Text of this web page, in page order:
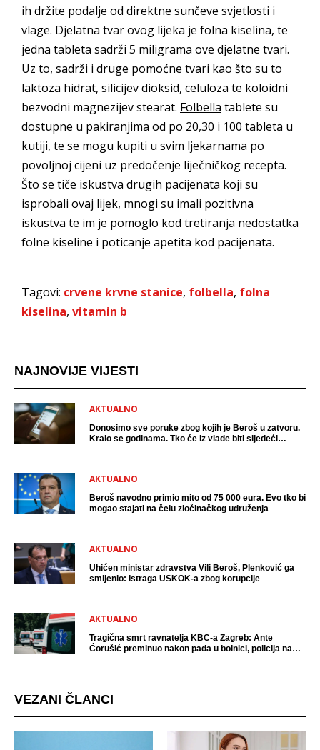
ih držite podalje od direktne sunčeve svjetlosti i
vlage. Djelatna tvar ovog lijeka je folna kiselina, te
jedna tableta sadrži 5 miligrama ove djelatne tvari.
Uz to, sadrži i druge pomoćne tvari kao što su to
laktoza hidrat, silicijev dioksid, celuloza te koloidni
bezvodni magnezijev stearat. Folbella tablete su
dostupne u pakiranjima od po 20,30 i 100 tableta u
kutiji, te se mogu kupiti u svim ljekarnama po
povoljnoj cijeni uz predočenje liječničkog recepta.
Što se tiče iskustva drugih pacijenata koji su
isprobali ovaj lijek, mnogi su imali pozitivna
iskustva te im je pomoglo kod tretiranja nedostatka
folne kiseline i poticanje apetita kod pacijenata.
Tagovi: crvene krvne stanice, folbella, folna
kiselina, vitamin b
NAJNOVIJE VIJESTI
AKTUALNO
Donosimo sve poruke zbog kojih je Beroš u zatvoru.
Kralo se godinama. Tko će iz vlade biti sljedeći
AKTUALNO
Beroš navodno primio mito od 75 000 eura. Evo tko bi
mogao stajati na čelu zločinačkog udruženja
AKTUALNO
Uhićen ministar zdravstva Vili Beroš, Plenković ga
smijenio: Istraga USKOK-a zbog korupcije
AKTUALNO
Tragična smrt ravnatelja KBC-a Zagreb: Ante
Ćorušić preminuo nakon pada u bolnici, policija na
VEZANI ČLANCI